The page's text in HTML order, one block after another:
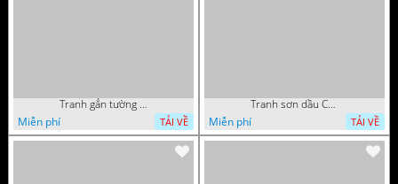
Tranh gắn tường hoa quả nghệ thuật
Miễn phí
TẢI VỀ
Tranh sơn dầu Châu Âu phong cảnh ngôi làng bên dòng sông
Miễn phí
TẢI VỀ